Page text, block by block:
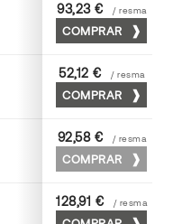
70 x 100
93,23 € / resma
COMPRAR
52 x 70
52,12 € / resma
COMPRAR
72 x 102
92,58 € / resma
COMPRAR
72 x 102
128,91 € / resma